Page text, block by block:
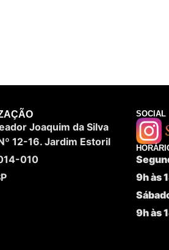
Joaquim da Silva
12-16. Jardim Estoril
010
SOCIAL
9h às
9h às